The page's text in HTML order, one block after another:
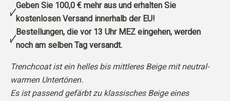
Geben Sie 100,0 €mehr aus und erhalten Sie
kostenlosen Versand innerhalb der EU!
Bestellungen, die vor 13 Uhr MEZ eingehen, werden
noch am selben Tag versandt.
Trenchcoat ist ein helles bis mittleres Beige mit neutral-
warmen Untertönen.
Es ist passend gefärbt zu klassisches Beige eines